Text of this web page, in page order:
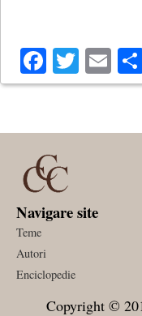
Navigare site
Teme
Autori
Enciclopedie
Copyright ©